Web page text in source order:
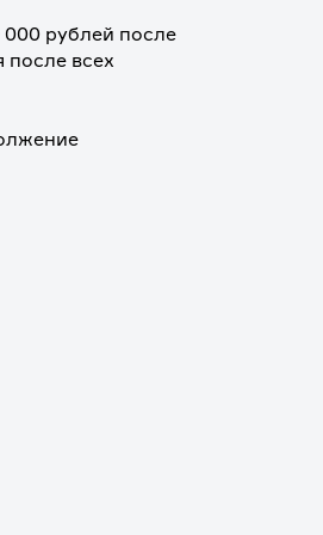
000 рублей после
после всех